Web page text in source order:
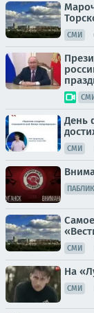
СМИ
День
СМИ
СМИ
На
СМИ